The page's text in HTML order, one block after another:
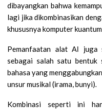
dibayangkan bahwa
lagi jika dikombinasikan
khususnya komputer
Pemanfaatan alat AI juga
sebagai salah satu bentuk
bahasa yang
unsur musikal (irama, bunyi).
Kombinasi seperti ini